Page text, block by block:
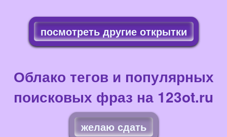
посмотреть другие открытки
Облако тегов и популярных
поисковых фраз на 123ot.ru
желаю сдать